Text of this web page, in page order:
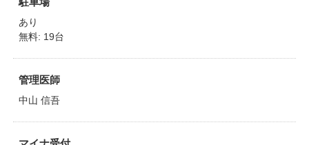
あり
無料: 19台
管理医師
中山 信吾